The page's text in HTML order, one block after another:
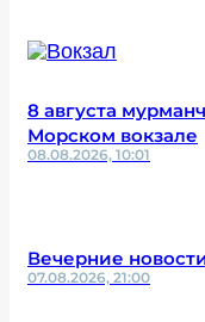
8 августа
Морском вокзале
08.08.2026, 10:01
Вечерние
07.08.2026, 21:00